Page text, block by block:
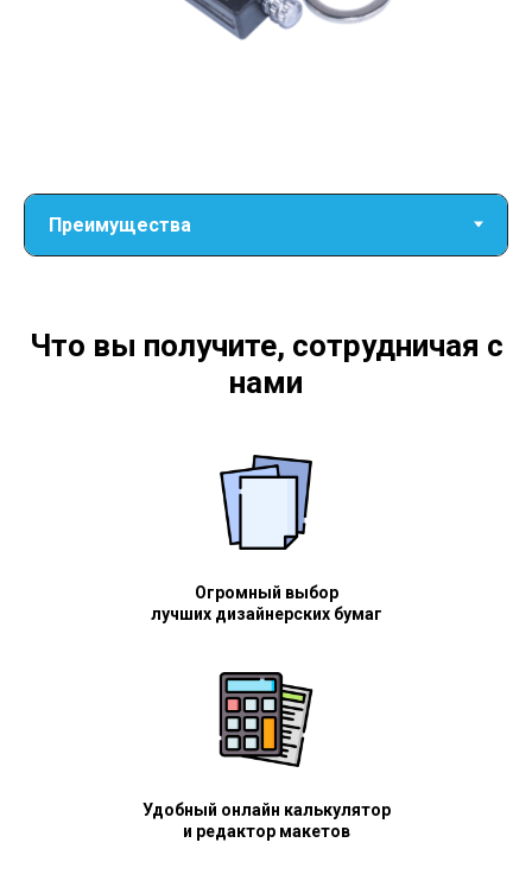
Что вы получите, сотрудничая с
нами
Огромный выбор
лучших дизайнерских бумаг
Удобный онлайн калькулятор
и редактор макетов